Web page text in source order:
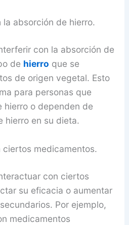
absorción de hierro.
con la absorción de
de hierro que se
de origen vegetal. Esto
para personas que
o dependen de
hierro en su dieta.
medicamentos.
con ciertos
su eficacia o aumentar
Por ejemplo,
medicamentos